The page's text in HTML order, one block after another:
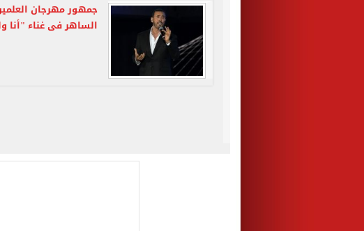
جمهور مهرجان
الساهر فى غناء "أنا